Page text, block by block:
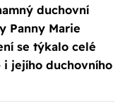
duchovní
Panny Marie
se týkalo celé
jejího duchovního